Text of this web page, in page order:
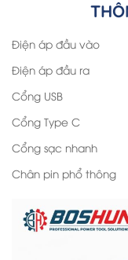
Điện áp đầu vào
Điện áp đầu ra
Cổng USB
Cổng Type C
Cổng sạc nhanh
Chân pin phổ thông